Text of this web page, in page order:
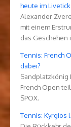
heute im
Alexander
mit einem
das Geschehen
Tennis: French
dabei?
Sandplatzkönig
French Open
SPOX.
Tennis: Kyrgios